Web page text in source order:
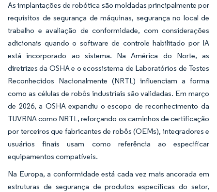
As implantações de robótica são moldadas principalmente por
requisitos de segurança de máquinas, segurança no local de
trabalho e avaliação de conformidade, com considerações
adicionais quando o software de controle habilitado por IA
está incorporado ao sistema. Na América do Norte, as
diretrizes da OSHA e o ecossistema de Laboratórios de Testes
Reconhecidos Nacionalmente (NRTL) influenciam a forma
como as células de robôs industriais são validadas. Em março
de 2026, a OSHA expandiu o escopo de reconhecimento da
TUVRNA como NRTL, reforçando os caminhos de certificação
por terceiros que fabricantes de robôs (OEMs), integradores e
usuários finais usam como referência ao especificar
equipamentos compatíveis.
Na Europa, a conformidade está cada vez mais ancorada em
estruturas de segurança de produtos específicas do setor,